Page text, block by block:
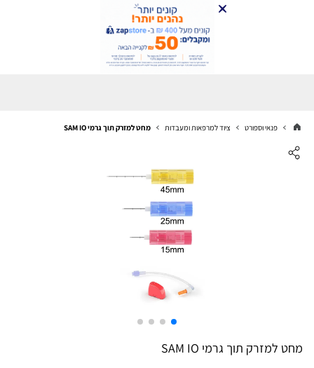
פנאי וספורט ציוד למרפאות ומעבדות מחט למזרק תוך גרמי SAM IO
מחט למזרק תוך גרמי SAM IO